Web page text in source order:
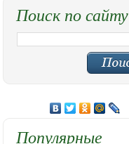
Поиск по сайту
Популярные